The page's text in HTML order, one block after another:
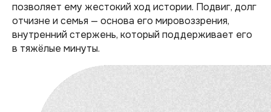
позволяет ему жестокий ход истории. Подвиг, долг
отчизне и семья — основа его мировоззрения,
внутренний стержень, который поддерживает его
в тяжёлые минуты.